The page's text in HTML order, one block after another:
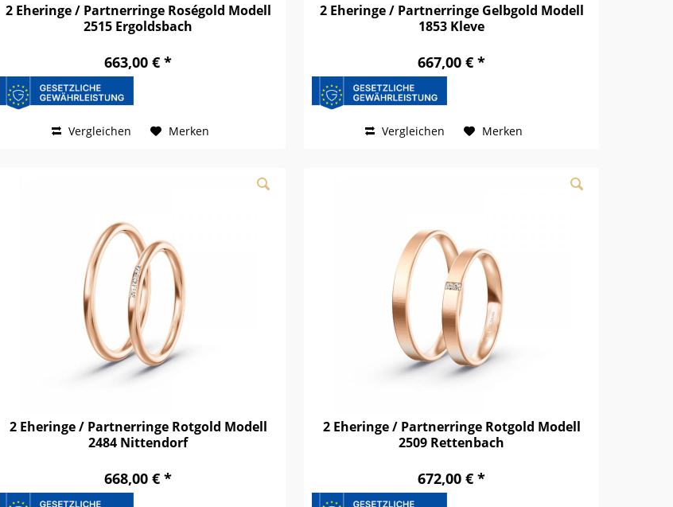
2 Eheringe / Partnerringe Roségold Modell
2515 Ergoldsbach
663,00 € *
Vergleichen Merken
2 Eheringe / Partnerringe Gelbgold Modell
1853 Kleve
667,00 € *
Vergleichen Merken
2 Eheringe / Partnerringe Rotgold Modell
2484 Nittendorf
668,00 € *
2 Eheringe / Partnerringe Rotgold Modell
2509 Rettenbach
672,00 € *